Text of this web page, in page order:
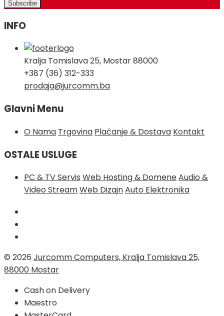
INFO
Kralja Tomislava 25, Mostar 88000
+387 (36) 312-333
prodaja@jurcomm.ba
Glavni Menu
O Nama Trgovina Plaćanje & Dostava Kontakt
OSTALE USLUGE
PC & TV Servis Web Hosting & DomeneAudio &
Video StreamWeb DizajnAuto Elektronika
© 2026 Jurcomm Computers, Kralja Tomislava 25,
88000 Mostar
Cash on Delivery
Maestro